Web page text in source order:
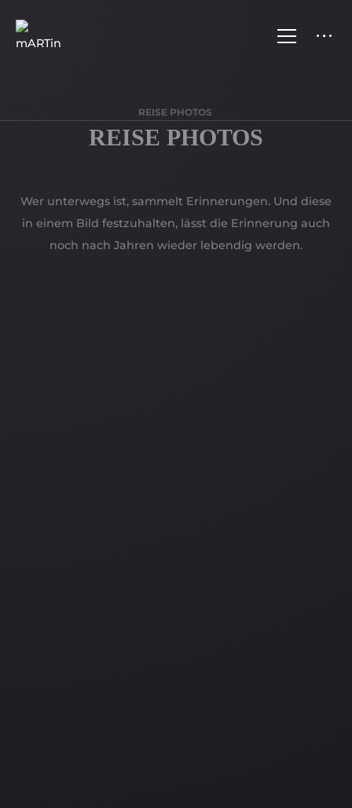
REISE PHOTOS
REISE PHOTOS
Wer unterwegs ist, sammelt Erinnerungen. Und diese
in einem Bild festzuhalten, lässt die Erinnerung auch
noch nach Jahren wieder lebendig werden.